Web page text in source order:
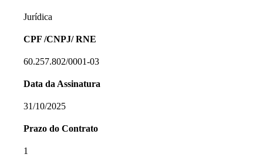
Jurídica
CPF /CNPJ/ RNE
60.257.802/0001-03
Data da Assinatura
31/10/2025
Prazo do Contrato
1